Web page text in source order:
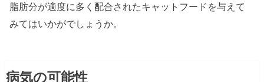
脂肪分が適度に多く配合されたキャットフードを与えて
みてはいかがでしょうか。
病気の可能性